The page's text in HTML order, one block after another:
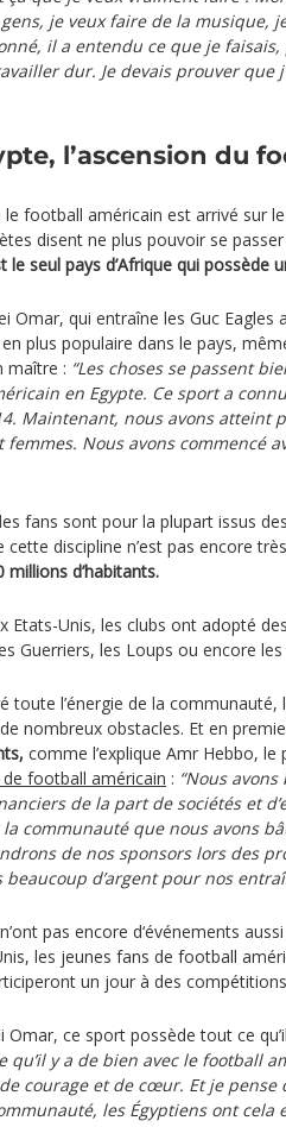
je veux faire de la musique,
il a entendu ce que je faisais,
dur. Je devais prouver que
l’ascension du
le football américain est arrivé sur
disent ne plus pouvoir se
le seul pays d’Afrique qui possède
Omar, qui entraîne les Guc Eagles
plus populaire dans le pays,
maître : “Les choses se passent
en Egypte. Ce sport a
Maintenant, nous avons atteint
femmes. Nous avons commencé
fans sont pour la plupart issus
discipline n’est pas encore
millions d’habitants.
Etats-Unis, les clubs ont adopté
Guerriers, les Loups ou encore
toute l’énergie de la
nombreux obstacles. Et en
comme l’explique Amr Hebbo, le
football américain : “Nous
de la part de sociétés et
communauté que nous avons
de nos sponsors lors des
beaucoup d’argent pour nos
pas encore d‘événements
les jeunes fans de football
un jour à des
Omar, ce sport possède tout ce
qu’il y a de bien avec le football
courage et de cœur. Et je pense
les Égyptiens ont cela